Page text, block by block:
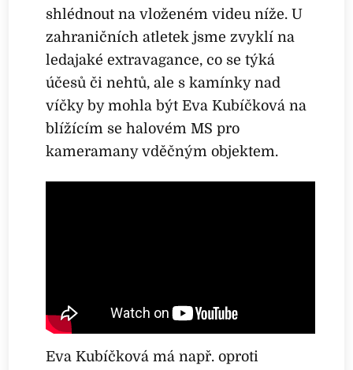
shlédnout na vloženém videu níže. U
zahraničních atletek jsme zvyklí na
ledajaké extravagance, co se týká
účesů či nehtů, ale s kamínky nad
víčky by mohla být Eva Kubíčková na
blížícím se halovém MS pro
kameramany vděčným objektem.
Eva Kubíčková má např. oproti